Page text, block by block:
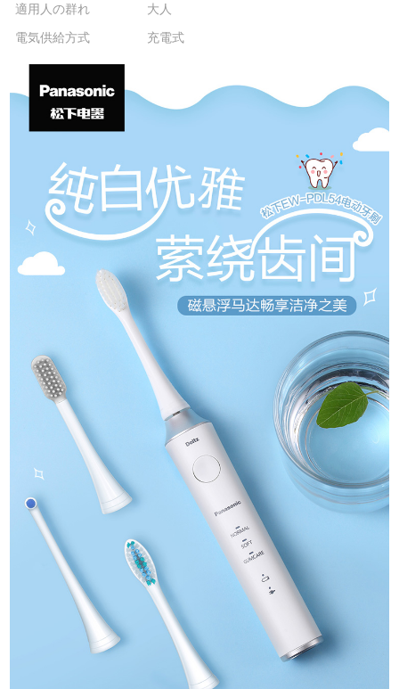
適用人の群れ
大人
電気供給方式
充電式